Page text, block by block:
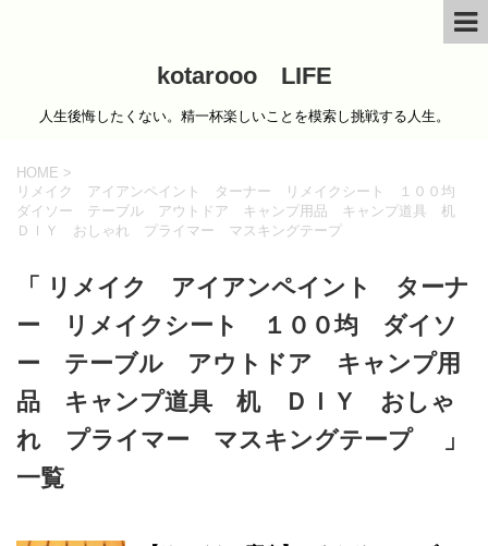
kotarooo LIFE
人生後悔したくない。精一杯楽しいことを模索し挑戦する人生。
HOME >
リメイク アイアンペイント ターナー リメイクシート １００均
ダイソー テーブル アウトドア キャンプ用品 キャンプ道具 机
ＤＩＹ おしゃれ プライマー マスキングテープ
「 リメイク アイアンペイント ターナ
ー リメイクシート １００均 ダイソ
ー テーブル アウトドア キャンプ用
品 キャンプ道具 机 ＤＩＹ おしゃ
れ プライマー マスキングテープ 」
一覧